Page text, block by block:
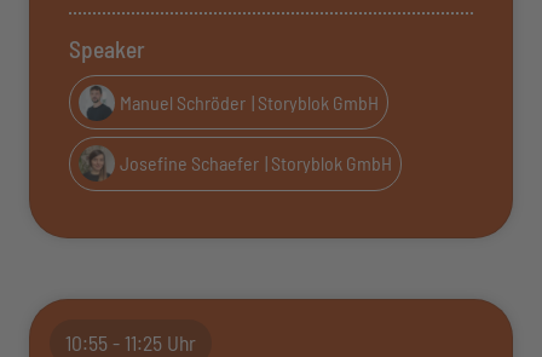
Speaker
Manuel Schröder | Storyblok GmbH
Josefine Schaefer | Storyblok GmbH
10:55 - 11:25 Uhr